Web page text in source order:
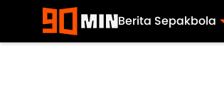
Berita Sepakbola